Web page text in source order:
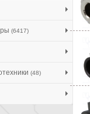
(6417)
(48)